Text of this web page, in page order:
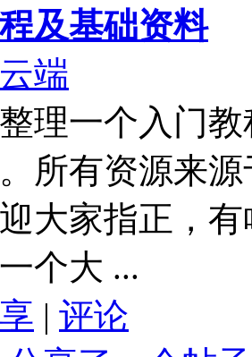
及基础资料
端
理一个入门
所有资源来
大家指正，
个大 ...
| 评论